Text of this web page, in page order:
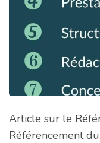
Article sur le
Référencement